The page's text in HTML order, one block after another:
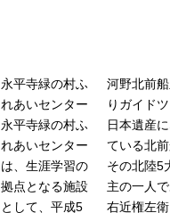
永平寺緑の村ふ
れあいセンター
永平寺緑の村ふ
れあいセンター
は、生涯学習の
拠点となる施設
として、平成5
河野北前
りガイド
日本遺産
ている北
その北陸5
主の一人
右近権左